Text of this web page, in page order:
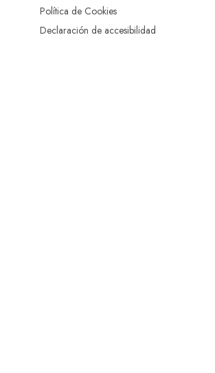
Política de Cookies
Declaración de accesibilidad